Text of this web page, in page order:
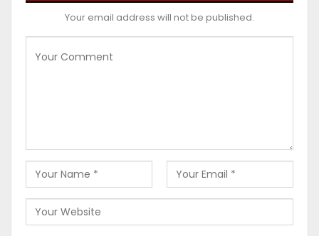
Your email address will not be published.